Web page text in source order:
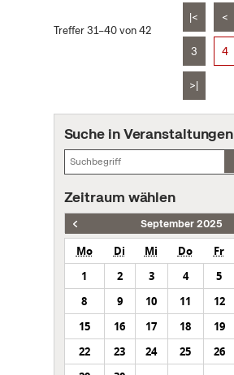
Treffer 31–40 von 42
|< <
3 4
>|
Suche in Veranstaltungen
Zeitraum wählen
September 2025
Mo Di Mi Do Fr
1
2 3 4 5
8
9 10 11 12
15
16 17 18 19
22
23 24 25 26